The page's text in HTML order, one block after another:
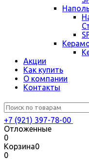
Акции
Как купить
О компании
Контакты
+7 (921) 397-78-00
Отложенные
0
Корзина0
0